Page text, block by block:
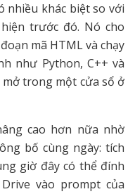
nhiều khác biệt so với
trước đó. Nó cho
mã HTML và chạy
như Python, C++ và
mở trong một cửa sổ ở
cao hơn nữa nhờ
bố cùng ngày: tích
giờ đây có thể đính
vào prompt của